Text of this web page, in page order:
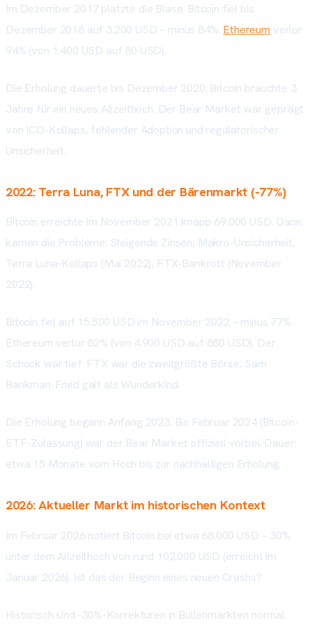
Im Dezember 2017 platzte die Blase. Bitcoin fiel bis
Dezember 2018 auf 3.200 USD – minus 84%. Ethereum verlor
94% (von 1.400 USD auf 80 USD).
Die Erholung dauerte bis Dezember 2020. Bitcoin brauchte 3
Jahre für ein neues Allzeithoch. Der Bear Market war geprägt
von ICO-Kollaps, fehlender Adoption und regulatorischer
Unsicherheit.
2022: Terra Luna, FTX und der Bärenmarkt (-77%)
Bitcoin erreichte im November 2021 knapp 69.000 USD. Dann
kamen die Probleme: Steigende Zinsen, Makro-Unsicherheit,
Terra Luna-Kollaps (Mai 2022), FTX-Bankrott (November
2022).
Bitcoin fiel auf 15.500 USD im November 2022 – minus 77%.
Ethereum verlor 82% (von 4.900 USD auf 880 USD). Der
Schock war tief: FTX war die zweitgrößte Börse, Sam
Bankman-Fried galt als Wunderkind.
Die Erholung begann Anfang 2023. Bis Februar 2024 (Bitcoin-
ETF-Zulassung) war der Bear Market offiziell vorbei. Dauer:
etwa 15 Monate vom Hoch bis zur nachhaltigen Erholung.
2026: Aktueller Markt im historischen Kontext
Im Februar 2026 notiert Bitcoin bei etwa 68.000 USD – 30%
unter dem Allzeithoch von rund 102.000 USD (erreicht im
Januar 2026). Ist das der Beginn eines neuen Crashs?
Historisch sind -30%-Korrekturen in Bullenmärkten normal.